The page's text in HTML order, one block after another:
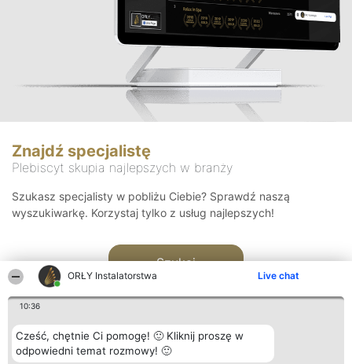
ORŁY Instalatorstwa Live chat
10:36
Cześć, chętnie Ci pomogę! 🙂 Kliknij proszę w
odpowiedni temat rozmowy! 🙂
Znajdź specjalistę
Plebiscyt skupia najlepszych w branży
Szukasz specjalisty w pobliżu Ciebie? Sprawdź naszą
wyszukiwarkę. Korzystaj tylko z usług najlepszych!
Szukaj